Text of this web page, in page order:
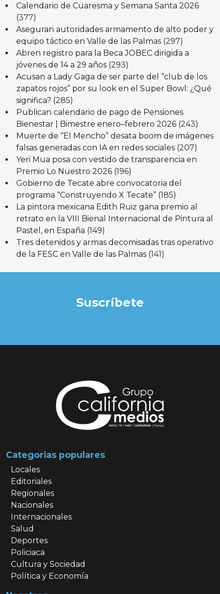
Calendario de Cuaresma y Semana Santa 2026
(377)
Aseguran autoridades armamento de alto poder y
equipo táctico en Valle de las Palmas (297)
Abren registro para la Beca JOBEC dirigida a
jóvenes de 14 a 29 años (293)
Acusan a Lady Gaga de ser parte del “club de los
zapatos rojos” por su look en el Super Bowl: ¿Qué
significa? (285)
Publican calendario de pago de Pensiones
Bienestar | Bimestre enero–febrero 2026 (243)
Muerte de “El Mencho” desata boom de imágenes
falsas generadas con IA en redes sociales (207)
Yeri Mua posa con vestido de transparencia en
Premio Lo Nuestro 2026 (196)
Gobierno de Tecate abre convocatoria del
programa “Construyendo X Tecate” (185)
La pintora mexicana Edith Ruiz gana premio al
retrato en la VIII Bienal Internacional de Pintura al
Pastel, en España (149)
Tres detenidos y armas decomisadas tras operativo
de la FESC en Valle de las Palmas (141)
Suscríbete
Categorias populares
Locales
Editoriales
Regionales
Nacionales
Internacionales
Salud
Deportes
Policiaca
Cultura y Sociedad
Política y Economía